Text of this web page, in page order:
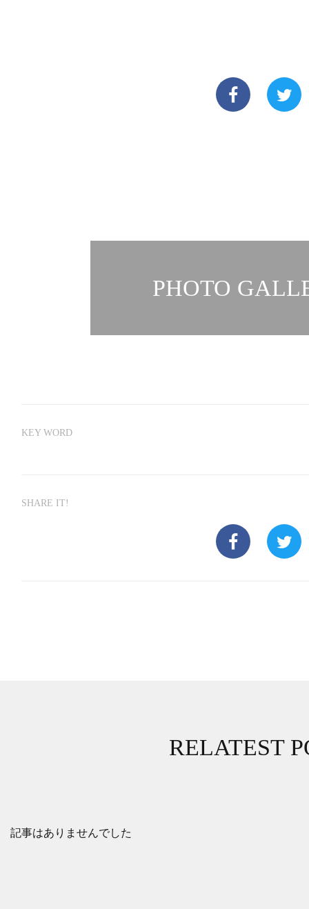
PHOTO
KEY WORD
SHARE IT!
RELATEST
記事はありませんでした